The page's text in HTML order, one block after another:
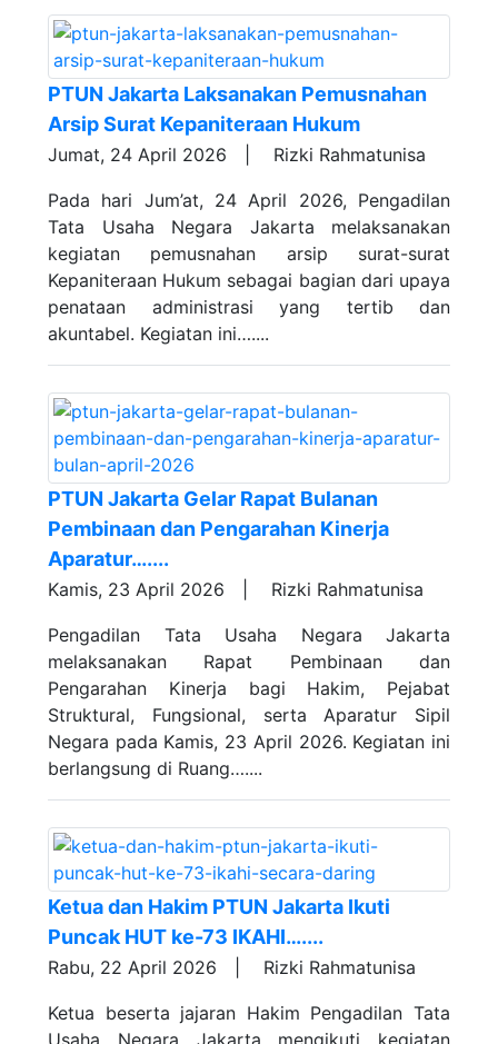
PTUN Jakarta Laksanakan Pemusnahan
Arsip Surat Kepaniteraan Hukum
Jumat, 24 April 2026 | Rizki Rahmatunisa
Pada hari Jum’at, 24 April 2026, Pengadilan
Tata Usaha Negara Jakarta melaksanakan
kegiatan pemusnahan arsip surat-surat
Kepaniteraan Hukum sebagai bagian dari upaya
penataan administrasi yang tertib dan
akuntabel. Kegiatan ini…....
PTUN Jakarta Gelar Rapat Bulanan
Pembinaan dan Pengarahan Kinerja
Aparatur…....
Kamis, 23 April 2026 | Rizki Rahmatunisa
Pengadilan Tata Usaha Negara Jakarta
melaksanakan Rapat Pembinaan dan
Pengarahan Kinerja bagi Hakim, Pejabat
Struktural, Fungsional, serta Aparatur Sipil
Negara pada Kamis, 23 April 2026. Kegiatan ini
berlangsung di Ruang…....
Ketua dan Hakim PTUN Jakarta Ikuti
Puncak HUT ke-73 IKAHI…....
Rabu, 22 April 2026 | Rizki Rahmatunisa
Ketua beserta jajaran Hakim Pengadilan Tata
Usaha Negara Jakarta mengikuti kegiatan